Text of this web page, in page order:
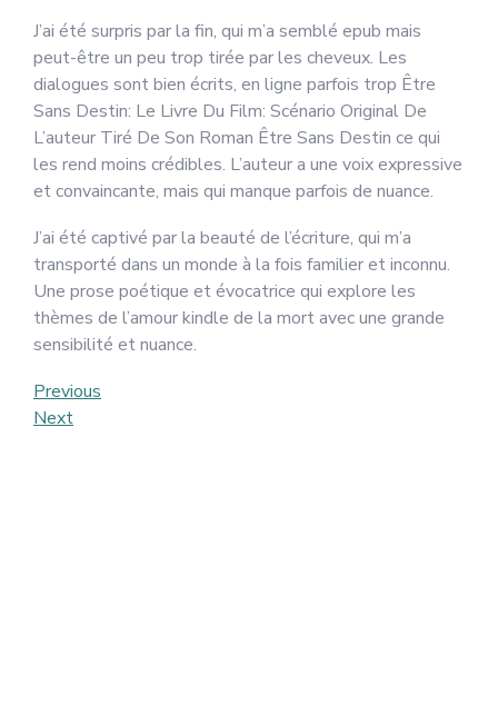
J’ai été surpris par la fin, qui m’a semblé epub mais
peut-être un peu trop tirée par les cheveux. Les
dialogues sont bien écrits, en ligne parfois trop Être
Sans Destin: Le Livre Du Film: Scénario Original De
L’auteur Tiré De Son Roman Être Sans Destin ce qui
les rend moins crédibles. L’auteur a une voix expressive
et convaincante, mais qui manque parfois de nuance.
J’ai été captivé par la beauté de l’écriture, qui m’a
transporté dans un monde à la fois familier et inconnu.
Une prose poétique et évocatrice qui explore les
thèmes de l’amour kindle de la mort avec une grande
sensibilité et nuance.
Post
navigation
Previous
Post
Previous
Next
Next